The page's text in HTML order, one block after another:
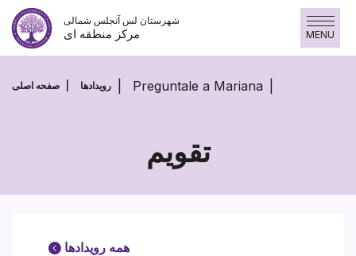
پرش
محتوا
شهرستان لس آنجلس شمالی
مرکز منطقه ای MENU
صفحه اصلی رویدادها Preguntale a Mariana
تقویم
همه رویدادها